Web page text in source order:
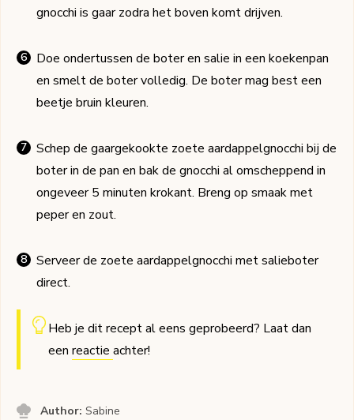
gnocchi is gaar zodra het boven komt drijven.
Doe ondertussen de boter en salie in een koekenpan
en smelt de boter volledig. De boter mag best een
beetje bruin kleuren.
Schep de gaargekookte zoete aardappelgnocchi bij de
boter in de pan en bak de gnocchi al omscheppend in
ongeveer 5 minuten krokant. Breng op smaak met
peper en zout.
Serveer de zoete aardappelgnocchi met salieboter
direct.
Heb je dit recept al eens geprobeerd? Laat dan
een reactie achter!
Author:Sabine